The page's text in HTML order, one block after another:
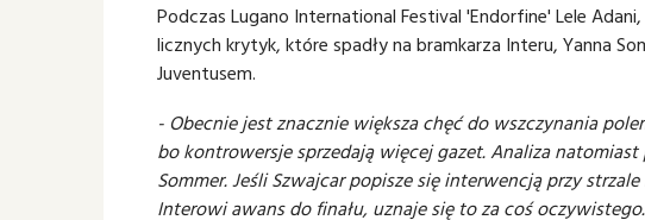
Podczas Lugano International Festival 'Endorfine' Lele
licznych krytyk, które spadły na bramkarza Interu, Yanna
Juventusem.
- Obecnie jest znacznie większa chęć do wszczynania
bo kontrowersje sprzedają więcej gazet. Analiza natomiast
Sommer. Jeśli Szwajcar popisze się interwencją przy
Interowi awans do finału, uznaje się to za coś